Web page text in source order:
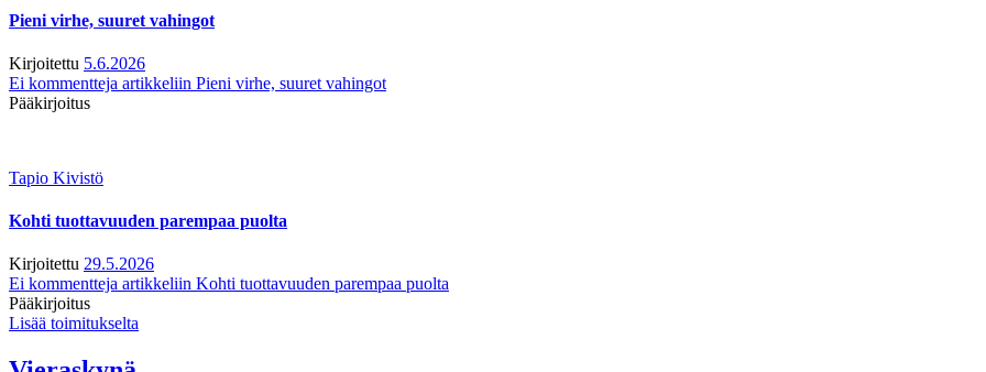
Pieni virhe, suuret vahingot
Kirjoitettu 5.6.2026
Ei kommentteja artikkeliin Pieni virhe, suuret vahingot
Pääkirjoitus
Tapio Kivistö
Kohti tuottavuuden parempaa puolta
Kirjoitettu 29.5.2026
Ei kommentteja artikkeliin Kohti tuottavuuden parempaa puolta
Pääkirjoitus
Lisää toimitukselta